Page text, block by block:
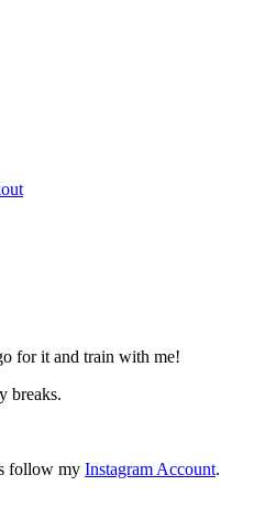
for it and train with me!
breaks.
follow my Instagram Account.